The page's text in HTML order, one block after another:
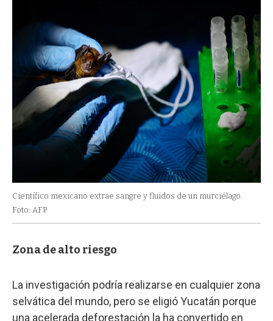
Científico mexicano extrae sangre y fluidos de un murciélago.
Foto: AFP
Zona de alto riesgo
La investigación podría realizarse en cualquier zona
selvática del mundo, pero se eligió Yucatán porque
una acelerada deforestación la ha convertido en